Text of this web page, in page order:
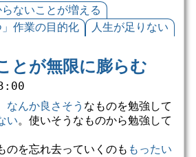
ないことが増える
」作業の目的化
人生が足りない
とが無限に膨らむ
なんか良さそう なものを勉強して
い。使いそうなものから勉強して
を忘れ去っていくのも もったい